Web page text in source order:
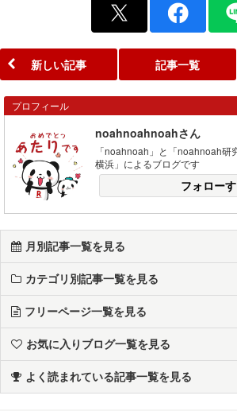
新しい記事 記事一覧
プロフィール
noahnoahnoahさん
「noahnoah」と「noahnoah研
横浜」によるブログです
フォロー
月別記事一覧を見る
カテゴリ別記事一覧を見る
フリーページ一覧を見る
お気に入りブログ一覧を見る
よく読まれている記事一覧を見る